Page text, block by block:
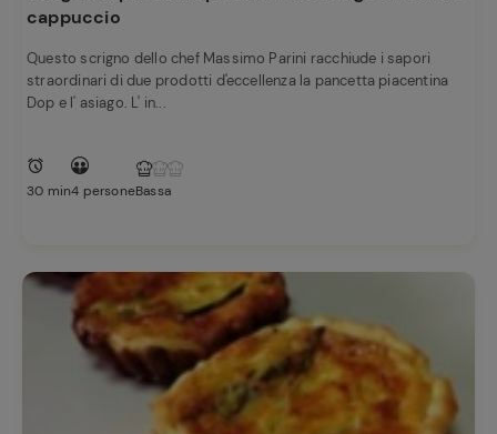
cappuccio
Questo scrigno dello chef Massimo Parini racchiude i sapori
straordinari di due prodotti d'eccellenza la pancetta piacentina
Dop e l' asiago. L' in...
30 min4 personeBassa